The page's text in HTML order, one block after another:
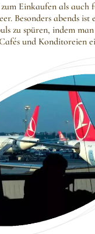
Einkaufen als auch
Besonders abends ist
zu spüren, indem
und Konditoreien